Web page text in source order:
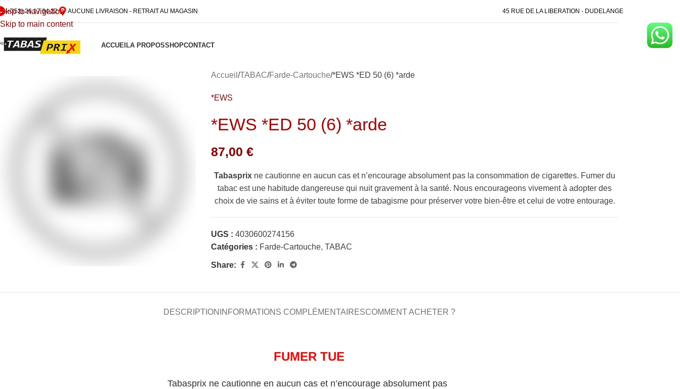
Skip to navigation
Skip to main content
(+352) 26 17 64 22 AUCUNE LIVRAISON - RETRAIT AU MAGASIN 45 RUE DE LA LIBERATION - DUDELANGE
ACCUEILA PROPOSSHOPCONTACT
Accueil TABAC Farde-Cartouche *EWS *ED 50 (6) *arde
*EWS
*EWS *ED 50 (6) *arde
87,00€
Tabasprix ne cautionne en aucun cas et n’encourage absolument pas la consommation de cigarettes. Fumer du
tabac est une habitude dangereuse qui nuit gravement à la santé. Nous encourageons vivement à adopter des
choix de vie sains et à éviter toute forme de tabagisme pour préserver votre bien-être et celui de votre entourage.
UGS :4030600274156
Catégories : Farde-Cartouche, TABAC
Share:
DESCRIPTION INFORMATIONS COMPLÉMENTAIRESCOMMENT ACHETER ?
FUMER TUE
Tabasprix ne cautionne en aucun cas et n’encourage absolument pas